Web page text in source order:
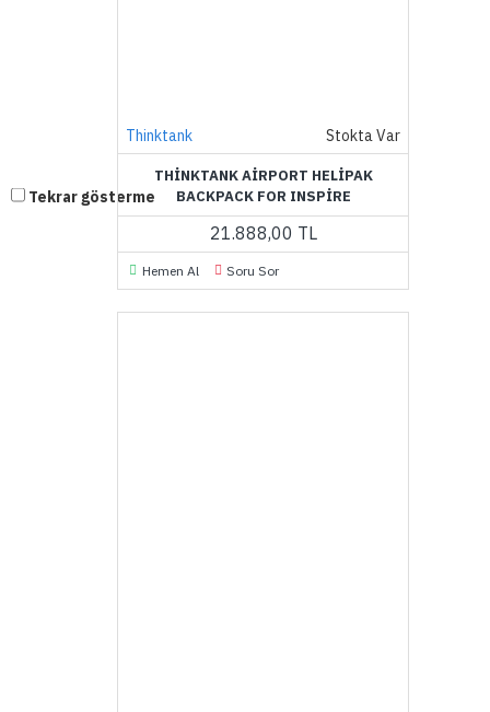
Tekrar gösterme
Thinktank Stokta Var
THINKTANK AIRPORT HELIPAK
BACKPACK FOR INSPIRE
21.888,00 TL
Hemen Al Soru Sor